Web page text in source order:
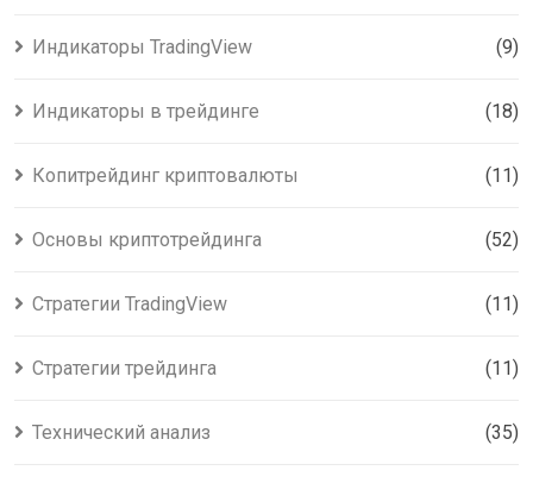
Индикаторы TradingView (9)
Индикаторы в трейдинге (18)
Копитрейдинг криптовалюты (11)
Основы криптотрейдинга (52)
Стратегии TradingView (11)
Стратегии трейдинга (11)
Технический анализ (35)